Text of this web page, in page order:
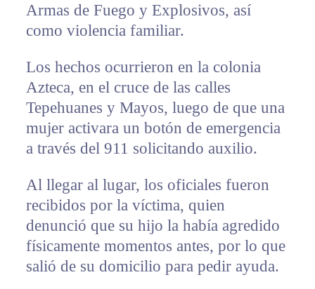
Armas de Fuego y Explosivos, así
como violencia familiar.
Los hechos ocurrieron en la colonia
Azteca, en el cruce de las calles
Tepehuanes y Mayos, luego de que una
mujer activara un botón de emergencia
a través del 911 solicitando auxilio.
Al llegar al lugar, los oficiales fueron
recibidos por la víctima, quien
denunció que su hijo la había agredido
físicamente momentos antes, por lo que
salió de su domicilio para pedir ayuda.